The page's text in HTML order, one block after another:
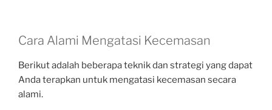
Cara Alami Mengatasi Kecemasan
Berikut adalah beberapa teknik dan strategi yang dapat
Anda terapkan untuk mengatasi kecemasan secara
alami.